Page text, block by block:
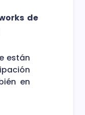
de
están
en